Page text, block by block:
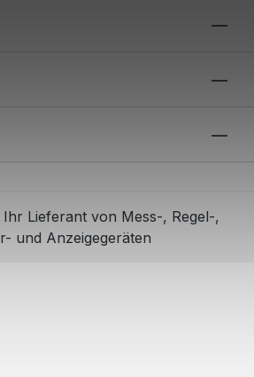
Ihr Lieferant von Mess-, Regel-,
und Anzeigegeräten